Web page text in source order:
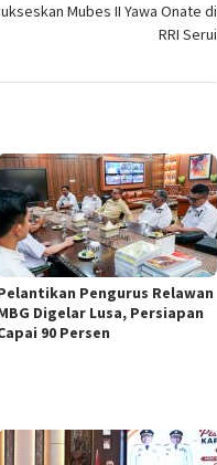
Mubes II Yawa Onate di
RRI Serui
Pengurus Relawan
Digelar Lusa, Persiapan
90 Persen